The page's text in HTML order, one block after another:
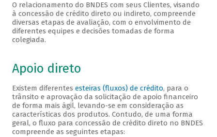
O relacionamento do BNDES com seus Clientes, visando
à concessão de crédito direto ou indireto, compreende
diversas etapas de avaliação, com o envolvimento de
diferentes equipes e decisões tomadas de forma
colegiada.
Apoio direto
Existem diferentes esteiras (fluxos) de crédito, para o
trânsito e aprovação da solicitação de apoio financeiro
de forma mais ágil, levando-se em consideração as
características dos produtos. Contudo, de uma forma
geral, o fluxo para concessão de crédito direto no BNDES
compreende as seguintes etapas: